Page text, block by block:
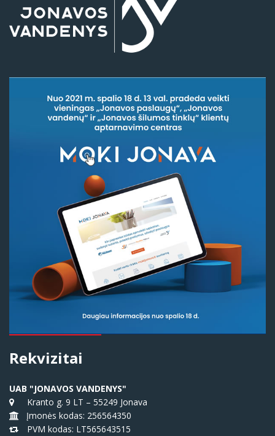
Rekvizitai
UAB "JONAVOS VANDENYS"
Kranto g. 9 LT – 55249 Jonava
Įmonės kodas: 256564350
PVM kodas: LT565643515